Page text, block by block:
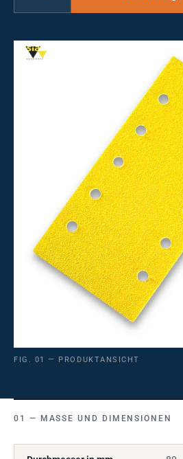
FIG. 01 — PRODUKTANSICHT
MASSE UND DIMENSIONEN